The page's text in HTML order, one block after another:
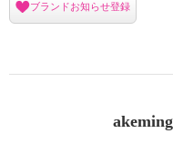
ブランドお知らせ登録